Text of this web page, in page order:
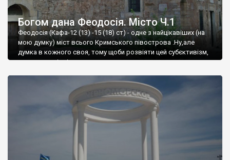
Богом дана Феодосія. Місто Ч.1
Феодосія (Кафа-12 (13) -15 (18) ст) - одне з найцікавіших (на
мою думку) міст всього Кримського півострова .Ну,але
думка в кожного своя, тому щоби розвіяти цей субєктивізм,
запрошую відвідати це